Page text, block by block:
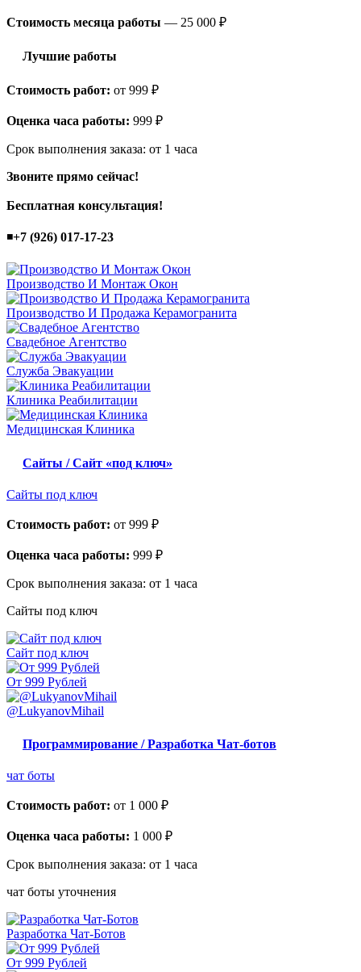
Стоимость месяца работы — 25 000 ₽
Лучшие работы
Стоимость работ: от 999 ₽
Оценка часа работы: 999 ₽
Срок выполнения заказа: от 1 часа
Звоните прямо сейчас!
Бесплатная консультация!
◾+7 (926) 017-17-23
Производство И Монтаж Окон
Производство И Продажа Керамогранита
Свадебное Агентство
Служба Эвакуации
Клиника Реабилитации
Медицинская Клиника
Сайты / Сайт «под ключ»
Сайты под ключ
Стоимость работ: от 999 ₽
Оценка часа работы: 999 ₽
Срок выполнения заказа: от 1 часа
Сайты под ключ
Сайт под ключ
От 999 Рублей
@LukyanovMihail
Программирование / Разработка Чат-ботов
чат боты
Стоимость работ: от 1 000 ₽
Оценка часа работы: 1 000 ₽
Срок выполнения заказа: от 1 часа
чат боты уточнения
Разработка Чат-Ботов
От 999 Рублей